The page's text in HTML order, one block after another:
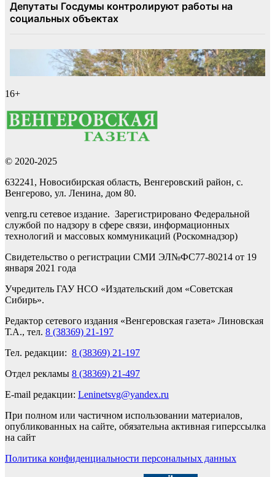
16+
© 2020-2025
632241, Новосибирская область, Венгеровский район, с.
Венгерово, ул. Ленина, дом 80.
venrg.ru сетевое издание. Зарегистрировано Федеральной
службой по надзору в сфере связи, информационных
технологий и массовых коммуникаций (Роскомнадзор)
Свидетельство о регистрации СМИ ЭЛ№ФС77-80214 от 19
января 2021 года
Учредитель ГАУ НСО «Издательский дом «Советская
Сибирь».
Редактор сетевого издания «Венгеровская газета» Линовская
Т.А., тел. 8 (38369) 21-197
Тел. редакции: 8 (38369) 21-197
Отдел рекламы 8 (38369) 21-497
E-mail редакции: Leninetsvg@yandex.ru
При полном или частичном использовании материалов,
опубликованных на сайте, обязательна активная гиперссылка
на сайт
Политика конфиденциальности персональных данных